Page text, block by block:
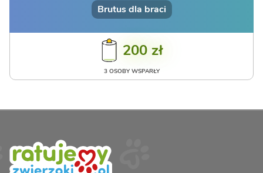
Brutus dla braci
200 zł
3 OSOBY WSPARŁY